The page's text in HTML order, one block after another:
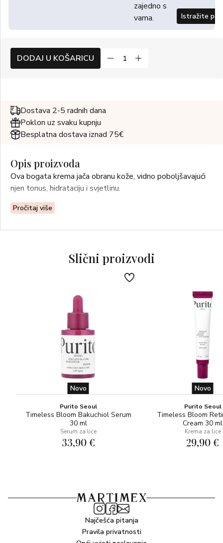
zajedno s
vama.
Istražite
DODAJ U KOŠARICU
Dostava 2-5 radnih dana
Poklon uz svaku kupnju
Besplatna dostava iznad 75€
Opis proizvoda
Ova bogata krema jača obranu kože, vidno poboljšavajući
njen tonus, hidrataciju i svjetlinu.
Pročitaj više
Slični proizvodi
Novo
Purito Seoul
Timeless Bloom Bakuchiol Serum
30 ml
Serum za lice
33,90 €
Novo
Purito Seoul
Timeless Bloom
Cream 30 ml
Krema za lice
29,90 €
Najčešća pitanja
Pravila privatnosti